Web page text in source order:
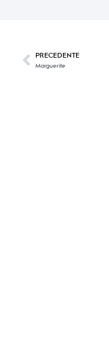
PRECEDENTE
Marguerite